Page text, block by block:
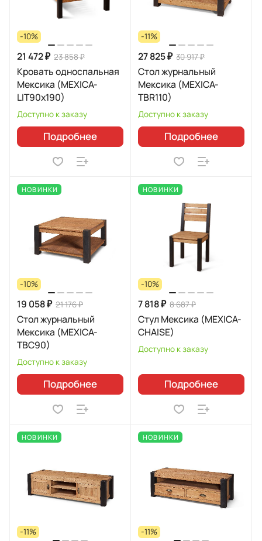
-10%
21 472 ₽ 23 858 ₽
Кровать односпальная
Мексика (MEXICA-
LIT90х190)
Доступно к заказу
Подробнее
-11%
27 825 ₽ 30 917 ₽
Стол журнальный
Мексика (MEXICA-
TBR110)
Доступно к заказу
Подробнее
НОВИНКИ
-10%
19 058 ₽ 21 176 ₽
Стол журнальный
Мексика (MEXICA-
TBC90)
Доступно к заказу
Подробнее
НОВИНКИ
-10%
7 818 ₽ 8 687 ₽
Стул Мексика (MEXICA-
CHAISE)
Доступно к заказу
Подробнее
НОВИНКИ
-11%
НОВИНКИ
-11%